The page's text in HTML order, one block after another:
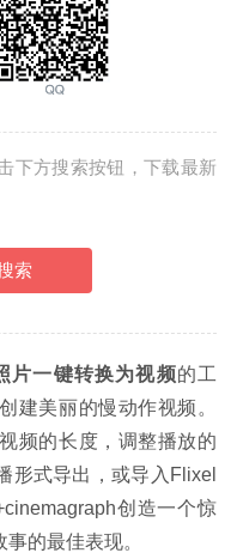
下方搜索按钮，下载最新
索
片一键转换为视频的工
建美丽的慢动作视频。
频的长度，调整播放的
形式导出，或导入Flixel
创造一个惊
的最佳表现。